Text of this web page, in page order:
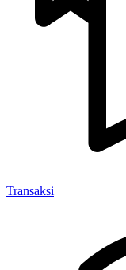
Transaksi